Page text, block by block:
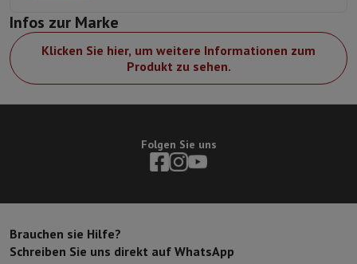
Infos zur Marke
Klicken Sie hier, um weitere Informationen zum
Produkt zu sehen.
Folgen Sie uns
Brauchen sie Hilfe?
Schreiben Sie uns direkt auf WhatsApp